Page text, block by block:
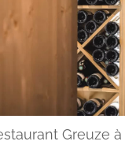
Greuze à